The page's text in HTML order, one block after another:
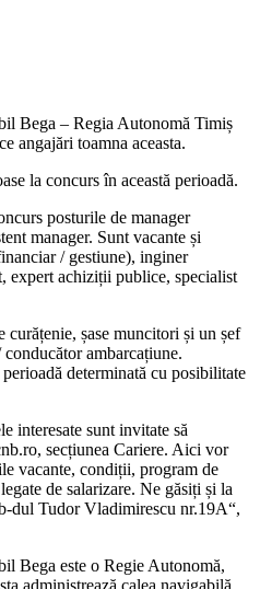
Bega – Regia Autonomă Timiș
angajări toamna aceasta.
la concurs în această perioadă.
posturile de manager
manager. Sunt vacante și
/ gestiune), inginer
expert achiziții publice, specialist
curățenie, șase muncitori și un șef
ambarcațiune.
determinată cu posibilitate
interesate sunt invitate să
secțiunea Cariere. Aici vor
vacante, condiții, program de
de salarizare. Ne găsiți și la
dul Tudor Vladimirescu nr.19A“,
Bega este o Regie Autonomă,
administrează calea navigabilă